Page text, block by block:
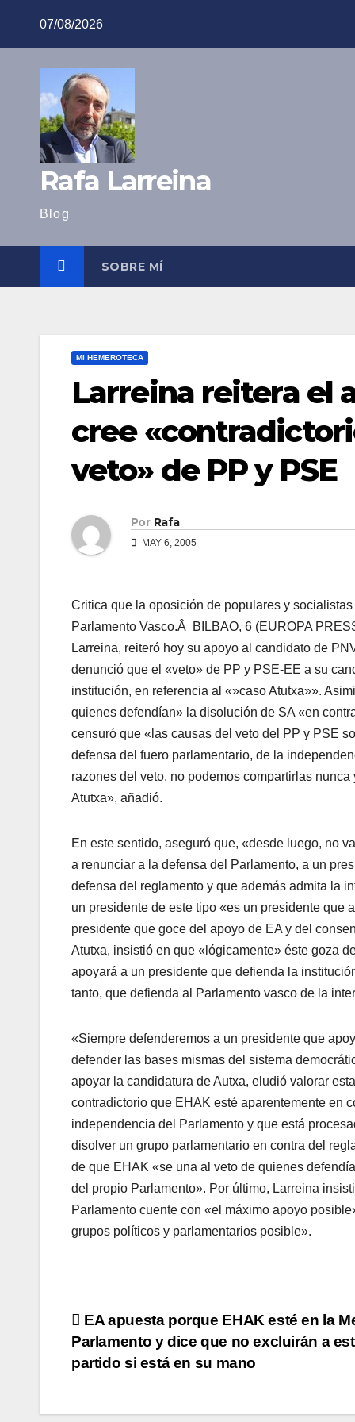
07/08/2026
Rafa Larreina
Blog
SOBRE MÍ
MI HEMEROTECA
Larreina reitera el
cree
veto» de PP y PSE
Por Rafa
MAY 6, 2005
Critica que la oposición de populares y
Parlamento Vasco.Â
BILBAO, 6 (EUROPA
Larreina, reiteró hoy su apoyo al candidato de
denunció que el «veto» de PP y PSE-EE a su
institución, en referencia al «»caso Atutxa»».
quienes defendí­an» la disolución de SA «en
censuró que «las causas del veto del PP y PSE
defensa del fuero parlamentario, de la
razones del veto, no podemos compartirlas
Atutxa», añadió.
En este sentido, aseguró que, «desde luego, no
a renunciar a la defensa del Parlamento, a un
defensa del reglamento y que además admita la
un presidente de este tipo «es un presidente que
presidente que goce del apoyo de EA y del
Atutxa, insistió en que «lógicamente» éste goza
apoyará a un presidente que defienda la
tanto, que defienda al Parlamento vasco de la
«Siempre defenderemos a un presidente que
defender las bases mismas del sistema
apoyar la candidatura de Autxa, eludió valorar
contradictorio que EHAK esté aparentemente en
independencia del Parlamento y que está
disolver un grupo parlamentario en contra del
de que EHAK «se una al veto de quienes
del propio Parlamento». Por último, Larreina
Parlamento cuente con «el máximo apoyo
grupos polí­ticos y parlamentarios posible».
Navegación
de
EA apuesta porque EHAK esté en la
Parlamento y dice que no excluirán a
partido si está en su mano